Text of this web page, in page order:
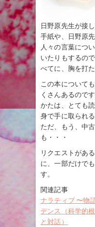
日野原先生が接
手紙や、日野原
人々の言葉につ
いたりもするの
べてに、胸を打た
この本について
くさんあるので
かたは、とても
身で手に取られ
ただ、もう、中
も・・・
リクエストがあ
に、一部だけで
す。
関連記事
ナラティブ 〜物
デンス（科学的
と対話）